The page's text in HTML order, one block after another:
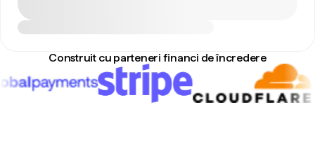
Construit cu parteneri financi de încredere